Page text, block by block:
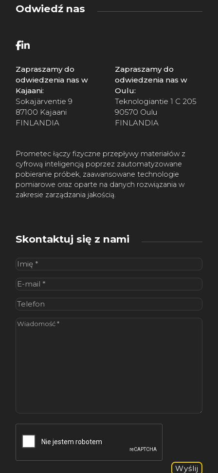
Odwiedź nas
Zapraszamy do
odwiedzenia nas w
Kajaani:
Sokajärventie 9
87100 Kajaani
FINLANDIA
Zapraszamy do
odwiedzenia nas w
Oulu:
Teknologiantie 1 C 205
90570 Oulu
FINLANDIA
Prometec łączy fizyczne przepływy materiałów z
cyfrową inteligencją poprzez zautomatyzowane
pobieranie próbek, zaawansowane technologie
pomiarowe oraz oparte na danych rozwiązania w
zakresie zarządzania jakością.
Skontaktuj się z nami
Imię(wymagane)
E-
mail(wymagane)
Telefon
Wiadomość(wymagane)